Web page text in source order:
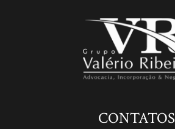
CONTATOS